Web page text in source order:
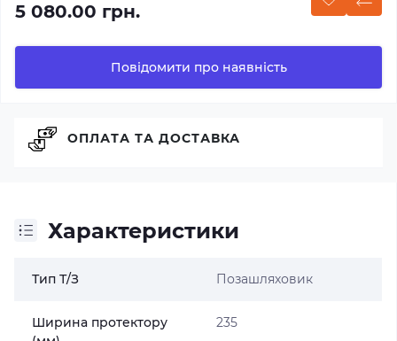
5 080.00 грн.
Повідомити про наявність
Характеристики
Тип Т/З Позашляховик
Ширина протектору
235
ОПЛАТА ТА ДОСТАВКА